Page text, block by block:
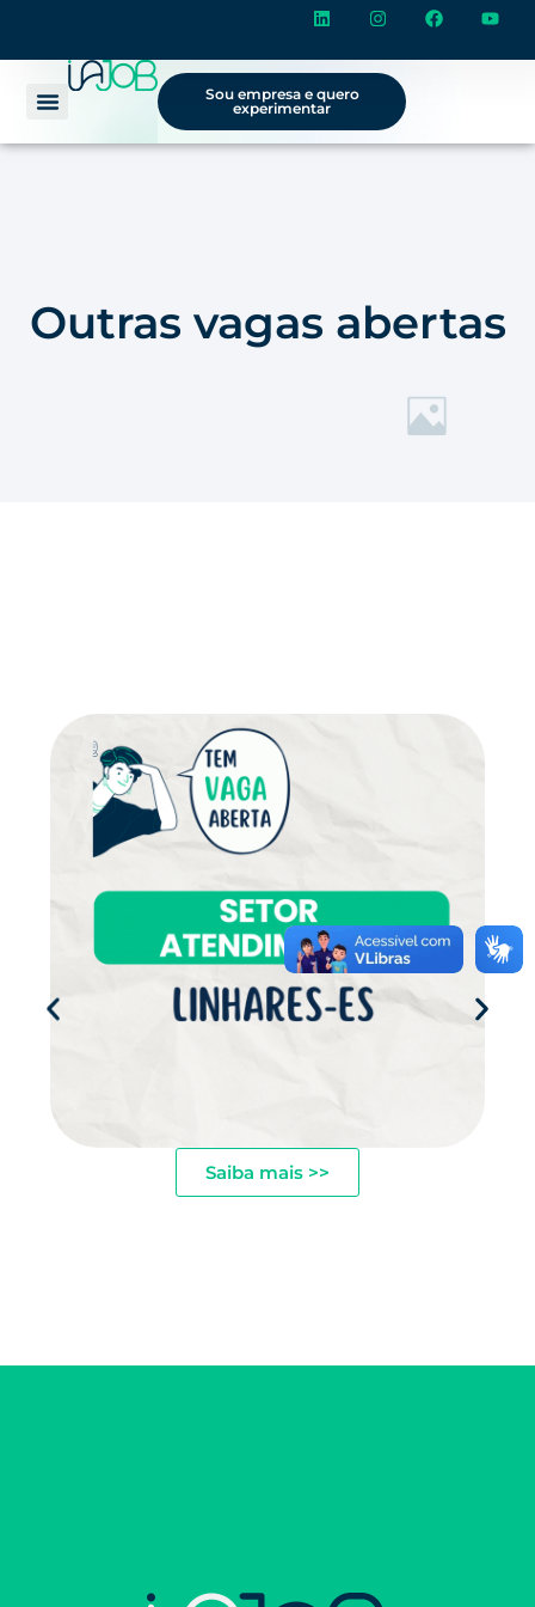
Sou empresa e quero
experimentar
Outras vagas abertas
Saiba mais >>